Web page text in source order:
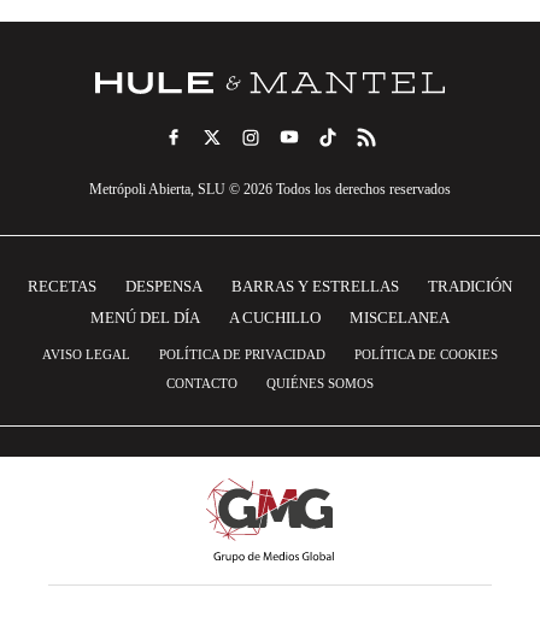
Metrópoli Abierta, SLU © 2026 Todos los derechos reservados
RECETAS DESPENSA BARRAS Y ESTRELLAS
TRADICIÓN
MENÚ DEL DÍA
A CUCHILLO MISCELANEA
AVISO LEGAL POLÍTICA DE PRIVACIDAD
POLÍTICA DE COOKIES
CONTACTO
QUIÉNES SOMOS